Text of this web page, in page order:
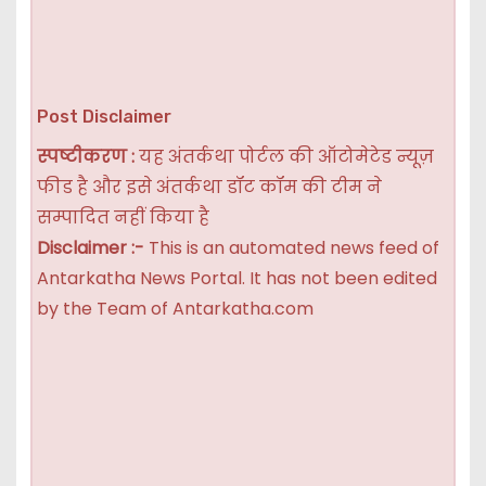
Post Disclaimer
स्पष्टीकरण :यह अंतर्कथा पोर्टल की ऑटोमेटेड न्यूज़
फीड है और इसे अंतर्कथा डॉट कॉम की टीम ने
सम्पादित नहीं किया है
Disclaimer :- This is an automated news feed of
Antarkatha News Portal. It has not been edited
by the Team of Antarkatha.com